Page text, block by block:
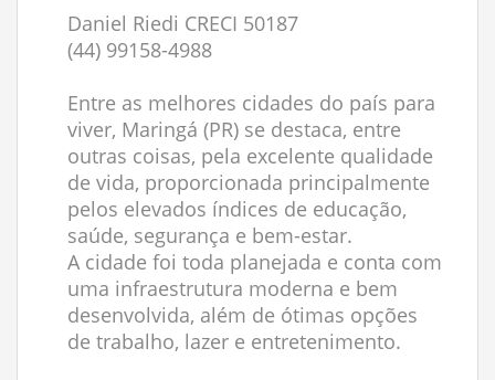
Daniel Riedi CRECI 50187
(44) 99158-4988
Entre as melhores cidades do país para
viver, Maringá (PR) se destaca, entre
outras coisas, pela excelente qualidade
de vida, proporcionada principalmente
pelos elevados índices de educação,
saúde, segurança e bem-estar.
A cidade foi toda planejada e conta com
uma infraestrutura moderna e bem
desenvolvida, além de ótimas opções
de trabalho, lazer e entretenimento.